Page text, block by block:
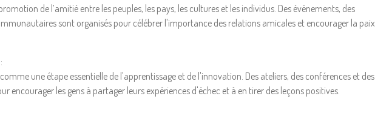
de l’amitié entre les peuples, les pays, les cultures et les individus. Des événements, des
sont organisés pour célébrer l'importance des relations amicales et encourager la paix
une étape essentielle de l'apprentissage et de l'innovation. Des ateliers, des conférences et des
encourager les gens à partager leurs expériences d'échec et à en tirer des leçons positives.